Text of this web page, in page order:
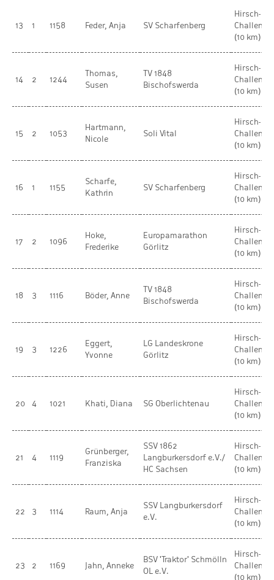
13 1 1158 Feder, Anja SV Scharfenberg
Hirsch-
Challenge
(10 km)
14 2 1244
Thomas,
Susen
TV 1848
Bischofswerda
Hirsch-
Challenge
(10 km)
15 2 1053
Hartmann,
Nicole
Soli Vital
Hirsch-
Challenge
(10 km)
16 1 1155
Scharfe,
Kathrin
SV Scharfenberg
Hirsch-
Challenge
(10 km)
17 2 1096
Hoke,
Frederike
Europamarathon
Görlitz
Hirsch-
Challenge
(10 km)
18 3 1116 Böder, Anne
TV 1848
Bischofswerda
Hirsch-
Challenge
(10 km)
19 3 1226
Eggert,
Yvonne
LG Landeskrone
Görlitz
Hirsch-
Challenge
(10 km)
20 4 1021 Khati, Diana SG Oberlichtenau
Hirsch-
Challenge
(10 km)
21 4 1119
Grünberger,
Franziska
SSV 1862
Langburkersdorf e.V./
HC Sachsen
Hirsch-
Challenge
(10 km)
22 3 1114 Raum, Anja
SSV Langburkersdorf
e.V.
Hirsch-
Challenge
(10 km)
23 2 1169 Jahn, Anneke
BSV 'Traktor' Schmölln
OL e.V.
Hirsch-
Challenge
(10 km)